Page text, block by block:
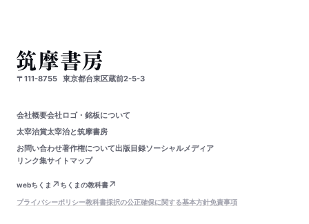
〒111-8755 東京都台東区蔵前2-5-3
会社概要会社ロゴ・銘板について
太宰治賞太宰治と筑摩書房
お問い合わせ著作権について出版目録ソーシャルメディア
リンク集サイトマップ
webちくま
ちくまの教科書
プライバシーポリシー教科書採択の公正確保に関する基本方針免責事項